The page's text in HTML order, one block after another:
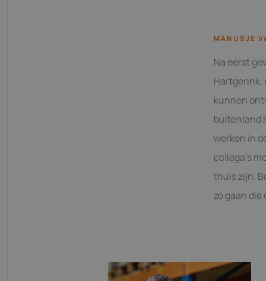
MANUSJE
Na eerst
Hartgerink,
kunnen
buitenland
werken in
collega’s
thuis zijn.
zo gaan die